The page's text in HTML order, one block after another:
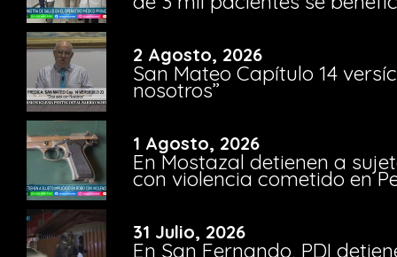
2 Agosto, 2026
San Mateo Capítulo 14
nosotros”
1 Agosto, 2026
En Mostazal detienen a
con violencia cometido en
31 Julio, 2026
En San Fernando, PDI